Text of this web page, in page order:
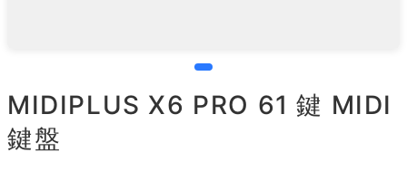
MIDIPLUS X6 PRO 61 鍵 MIDI
鍵盤